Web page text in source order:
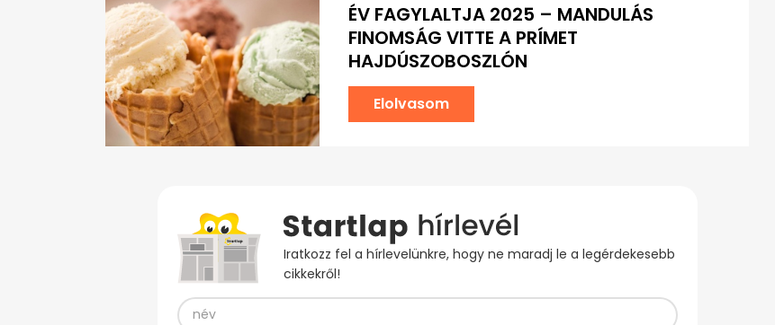
ÉV FAGYLALTJA 2025 – MANDULÁS
FINOMSÁG VITTE A PRÍMET
HAJDÚSZOBOSZLÓN
Elolvasom
Iratkozz fel a hírlevelünkre, hogy ne maradj le a legérdekesebb
cikkekről!